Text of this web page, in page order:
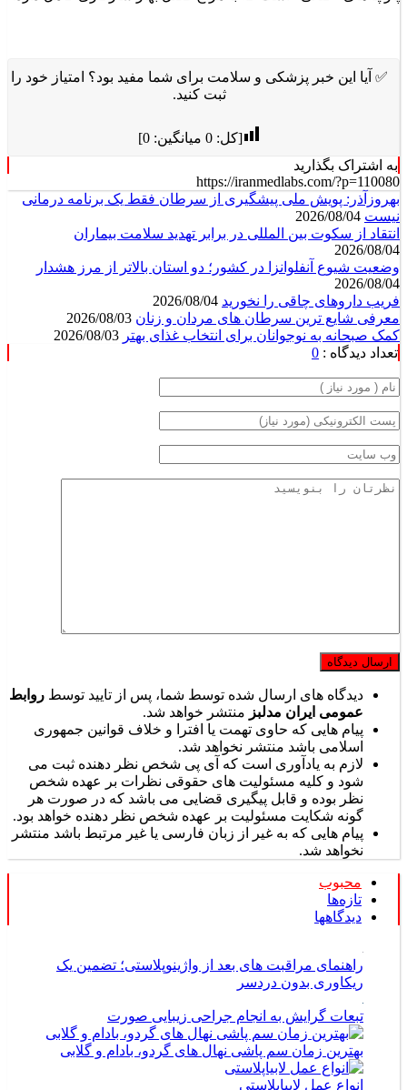
[کل: میانگین:
https://iranmedlabs.com/?p=110080
بهروزآذر: پویش ملی پیشگیری از سرطان فقط یک برنامه درمانی
نیست2026/08/04
انتقاد از سکوت بین المللی در برابر تهدید سلامت بیماران
2026/08/04
وضعیت شیوع آنفلوانزا در کشور؛ دو استان بالاتر از مرز هشدار
2026/08/04
فریب داروهای چاقی را نخورید2026/08/04
معرفی شایع ترین سرطان های مردان و زنان
کمک صبحانه به نوجوانان برای انتخاب غذای بهتر
تعداد دیدگاه :0
دیدگاه های ارسال شده توسط شما، پس از تایید توسط
پیام هایی که حاوی تهمت یا افترا و خلاف قوانین جمهوری
اسلامی باشد منتشر نخواهد شد.
لازم به یادآوری است که آی پی شخص نظر دهنده ثبت می
شود و کلیه مسئولیت های حقوقی نظرات بر عهده شخص
نظر بوده و قابل پیگیری قضایی می باشد که در صورت هر
گونه شکایت مسئولیت بر عهده شخص نظر دهنده خواهد بود.
پیام هایی که به غیر از زبان فارسی یا غیر مرتبط باشد منتشر
نخواهد شد.
محبوب
دیدگاهها
ریکاوری بدون دردسر
تبعات گرایش به انجام جراحی زیبایی صورت
بهترین زمان سم پاشی نهال های گردو، بادام و گلابی
انواع عمل لابیاپلاستی